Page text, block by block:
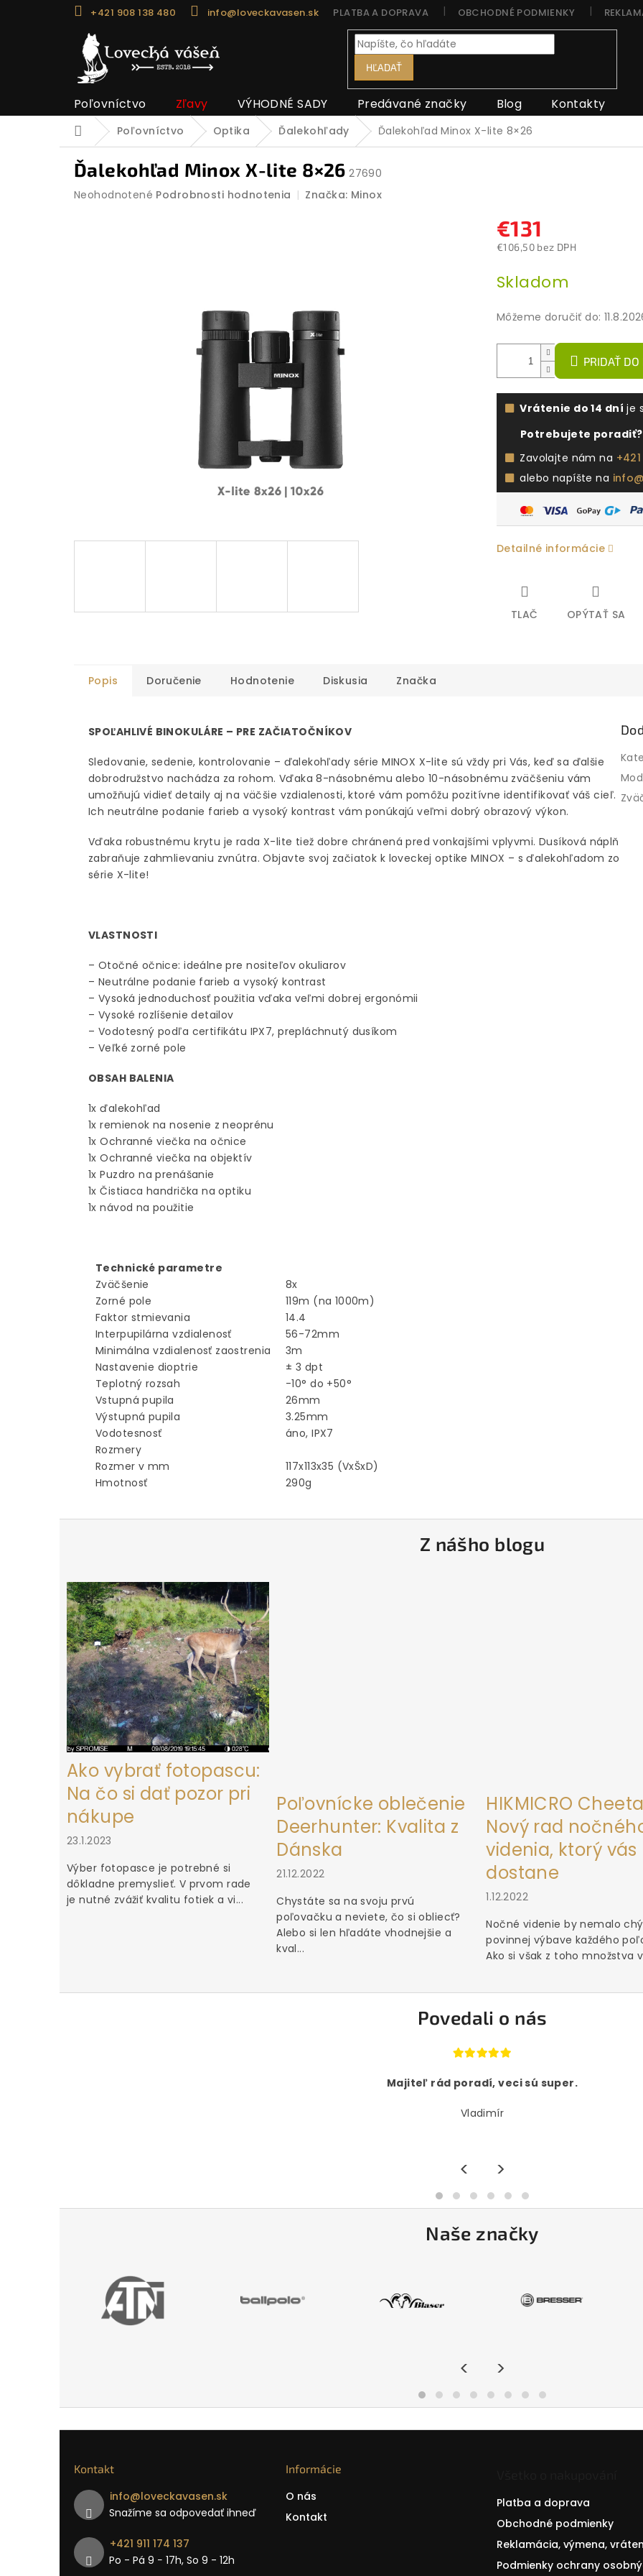
+421 908 138 480 info@loveckavasen.sk PLATBA A DOPRAVA OBCHODNÉ PODMIENKY
HĽADAŤ
Poľovníctvo Zľavy VÝHODNÉ SADY Predávané značky Blog Kontakty
DomovPoľovníctvo Optika Ďalekohľady Ďalekohľad Minox X-lite 8×26
Ďalekohľad Minox X-lite 8×26 27690
Priemerné
Neohodnotené Podrobnosti hodnotenia Značka: Minox
€131
€106,50 bez DPH
cena:
Skladom
Môžeme doručiť do:
PRIDAŤ DO
Vrátenie do 14 dní je
Potrebujete poradiť?
Zavolajte nám na
alebo napíšte na
Detailné informácie
TLAČ OPÝTAŤ SA
Popis Doručenie Hodnotenie Diskusia Značka
SPOĽAHLIVÉ BINOKULÁRE – PRE ZAČIATOČNÍKOV
Sledovanie, sedenie, kontrolovanie – ďalekohľady série MINOX X-lite sú vždy pri Vás, keď sa ďalšie
dobrodružstvo nachádza za rohom. Vďaka 8-násobnému alebo 10-násobnému zväčšeniu vám
umožňujú vidieť detaily aj na väčšie vzdialenosti, ktoré vám pomôžu pozitívne identifikovať váš cieľ.
Ich neutrálne podanie farieb a vysoký kontrast vám ponúkajú veľmi dobrý obrazový výkon.
Vďaka robustnému krytu je rada X-lite tiež dobre chránená pred vonkajšími vplyvmi. Dusíková náplň
zabraňuje zahmlievaniu zvnútra. Objavte svoj začiatok k loveckej optike MINOX – s ďalekohľadom zo
série X-lite!
VLASTNOSTI
– Otočné očnice: ideálne pre nositeľov okuliarov
– Neutrálne podanie farieb a vysoký kontrast
– Vysoká jednoduchosť použitia vďaka veľmi dobrej ergonómii
– Vysoké rozlíšenie detailov
– Vodotesný podľa certifikátu IPX7, prepláchnutý dusíkom
– Veľké zorné pole
OBSAH BALENIA
1x ďalekohľad
1x remienok na nosenie z neoprénu
1x Ochranné viečka na očnice
1x Ochranné viečka na objektív
1x Puzdro na prenášanie
1x Čistiaca handrička na optiku
1x návod na použitie
Technické parametre
Zväčšenie
8x
Zorné pole
119m (na 1000m)
Faktor stmievania
14.4
Interpupilárna vzdialenosť
56-72mm
Minimálna vzdialenosť zaostrenia
3m
Nastavenie dioptrie
± 3 dpt
Teplotný rozsah
-10° do +50°
Vstupná pupila
26mm
Výstupná pupila
3.25mm
Vodotesnosť
áno, IPX7
Rozmery
Rozmer v mm
117x113x35 (VxŠxD)
Hmotnosť
290g
Z nášho blogu
Ako vybrať fotopascu:
Na čo si dať pozor pri
nákupe
23.1.2023
Výber fotopasce je potrebné si
dôkladne premyslieť. V prvom rade
je nutné zvážiť kvalitu fotiek a vi...
Poľovnícke oblečenie
Deerhunter: Kvalita z
Dánska
21.12.2022
Chystáte sa na svoju prvú
poľovačku a neviete, čo si obliecť?
Alebo si len hľadáte vhodnejšie a
kval...
HIKMICRO
Nový rad
videnia, ktorý vás
dostane
1.12.2022
Nočné videnie by nemalo
povinnej výbave každého
Ako si však z toho množstva
Povedali o nás
Majiteľ rád poradí, veci sú super.
Vladimír
< >
Naše značky
< >
Kontakt
info@loveckavasen.sk
Snažíme sa odpovedať ihneď
+421 911 174 137
Po - Pá 9 − 17h, So 9 - 12h
Informácie
O nás
Kontakt
Platba a doprava
Obchodné podmienky
Reklamácia, výmena,
Podmienky ochrany